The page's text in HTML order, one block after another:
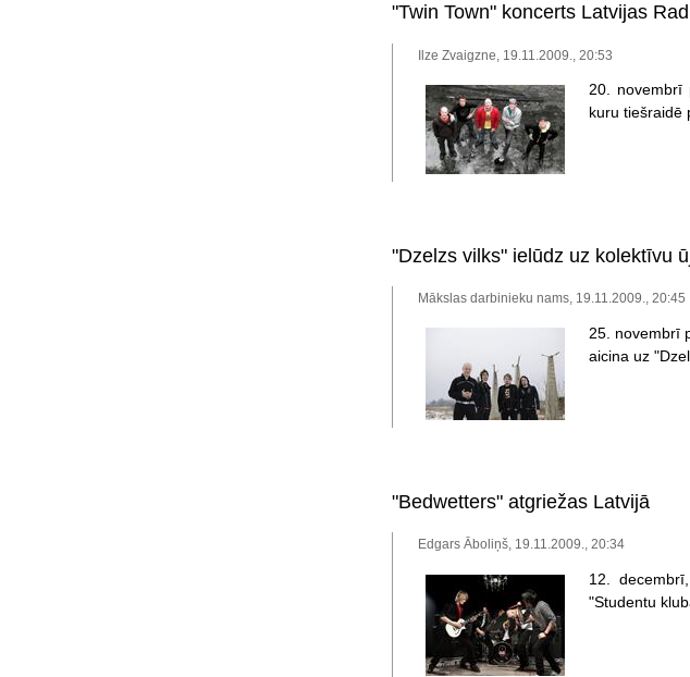
"Twin Town" koncerts Latvijas
Ilze Zvaigzne, 19.11.2009., 20:53
20. novembrī
kuru tiešraidē
"Dzelzs vilks" ielūdz uz kolektīvu
Mākslas darbinieku nams, 19.11.2009., 20:45
25. novembrī
aicina uz
"Bedwetters" atgriežas Latvijā
Edgars Āboliņš, 19.11.2009., 20:34
12.
"Studentu